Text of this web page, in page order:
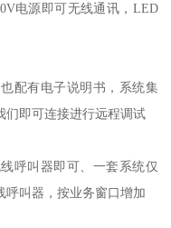
电源即可无线通讯，LED
配有电子说明书，系统集
们即可连接进行远程调试
呼叫器即可、一套系统仅
呼叫器，按业务窗口增加